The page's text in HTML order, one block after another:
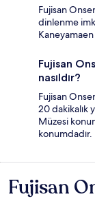
Fujisan
dinlenme
Kaneyamaen
Fujisan
nasıldır?
Fujisan
20 dakikalık
Müzesi
konumdadır.
Yorumlar
Fujisan